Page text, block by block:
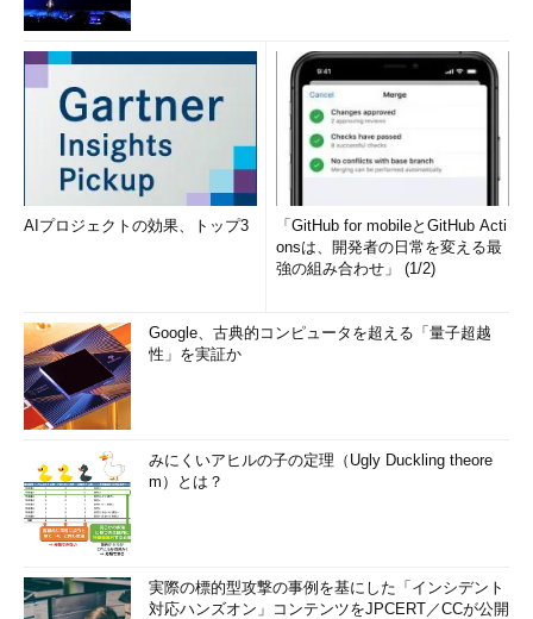
AIプロジェクトの効果、トップ3
「GitHub for mobileとGitHub Acti
onsは、開発者の日常を変える最
強の組み合わせ」 (1/2)
Google、古典的コンピュータを超える「量子超越
性」を実証か
みにくいアヒルの子の定理（Ugly Duckling theore
m）とは？
実際の標的型攻撃の事例を基にした「インシデント
対応ハンズオン」コンテンツをJPCERT／CCが公開